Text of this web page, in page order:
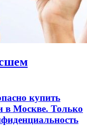
купить
в Москве. Только